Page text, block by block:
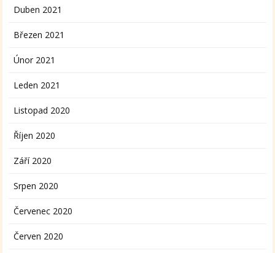
Duben 2021
Březen 2021
Únor 2021
Leden 2021
Listopad 2020
Říjen 2020
Září 2020
Srpen 2020
Červenec 2020
Červen 2020